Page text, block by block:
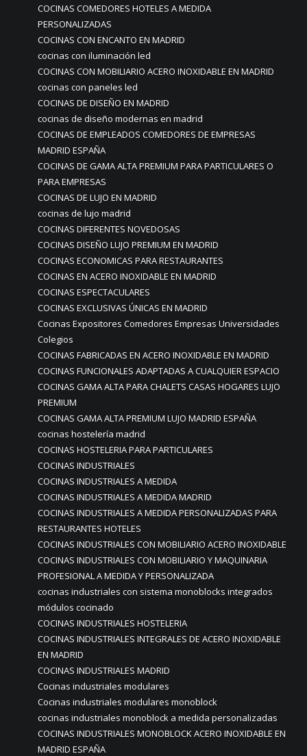
COCINAS COMEDORES HOTELES A MEDIDA
PERSONALIZADAS
COCINAS CON ENCANTO EN MADRID
cocinas con iluminación led
COCINAS CON MOBILIARIO ACERO INOXIDABLE EN MADRID
cocinas con paneles led
COCINAS DE DISEÑO EN MADRID
cocinas de diseño modernas en madrid
COCINAS DE EMPLEADOS COMEDORES DE EMPRESAS
MADRID ESPAÑA
COCINAS DE GAMA ALTA PREMIUM PARA PARTICULARES O
PARA EMPRESAS
COCINAS DE LUJO EN MADRID
cocinas de lujo madrid
COCINAS DIFERENTES NOVEDOSAS
COCINAS DISEÑO LUJO PREMIUM EN MADRID
COCINAS ECONOMICAS PARA RESTAURANTES
COCINAS EN ACERO INOXIDABLE EN MADRID
COCINAS ESPECTACULARES
COCINAS EXCLUSIVAS ÚNICAS EN MADRID
Cocinas Expositores Comedores Empresas Universidades
Colegios
COCINAS FABRICADAS EN ACERO INOXIDABLE EN MADRID
COCINAS FUNCIONALES ADAPTADAS A CUALQUIER ESPACIO
COCINAS GAMA ALTA PARA CHALETS CASAS HOGARES LUJO
PREMIUM
COCINAS GAMA ALTA PREMIUM LUJO MADRID ESPAÑA
cocinas hostelería madrid
COCINAS HOSTELERIA PARA PARTICULARES
COCINAS INDUSTRIALES
COCINAS INDUSTRIALES A MEDIDA
COCINAS INDUSTRIALES A MEDIDA MADRID
COCINAS INDUSTRIALES A MEDIDA PERSONALIZADAS PARA
RESTAURANTES HOTELES
COCINAS INDUSTRIALES CON MOBILIARIO ACERO INOXIDABLE
COCINAS INDUSTRIALES CON MOBILIARIO Y MAQUINARIA
PROFESIONAL A MEDIDA Y PERSONALIZADA
cocinas industriales con sistema monoblocks integrados
módulos cocinado
COCINAS INDUSTRIALES HOSTELERIA
COCINAS INDUSTRIALES INTEGRALES DE ACERO INOXIDABLE
EN MADRID
COCINAS INDUSTRIALES MADRID
Cocinas industriales modulares
Cocinas industriales modulares monoblock
cocinas industriales monoblock a medida personalizadas
COCINAS INDUSTRIALES MONOBLOCK ACERO INOXIDABLE EN
MADRID ESPAÑA